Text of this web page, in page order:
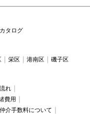
タログ
栄区 港南区 磯子区
れ
費用
仲介手数料について